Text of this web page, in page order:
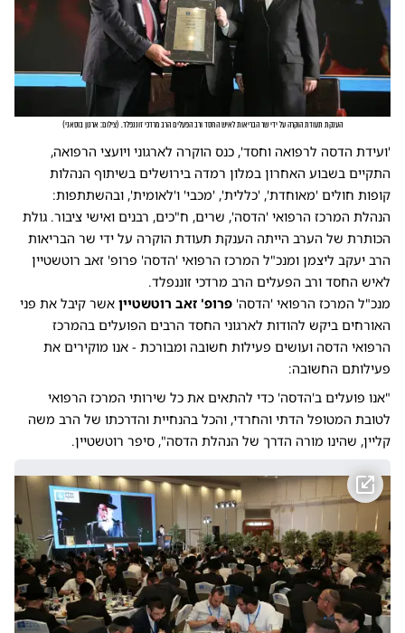
הענקת תעודת הוקרה על ידי שר הבריאות לאיש החסד ורב הפעלים הרב מרדכי זוננפלד. (צילום: ארנון בוסאני)
'ועידת הדסה לרפואה וחסד', כנס הוקרה לארגוני ויועצי הרפואה,
התקיים בשבוע האחרון במלון רמדה בירושלים בשיתוף הנהלות
קופות חולים 'מאוחדת', 'כללית', 'מכבי' ו'לאומית', ובהשתתפות:
הנהלת המרכז הרפואי 'הדסה', שרים, ח"כים, רבנים ואישי ציבור. גולת
הכותרת של הערב הייתה הענקת תעודת הוקרה על ידי שר הבריאות
הרב יעקב ליצמן ומנכ"ל המרכז הרפואי 'הדסה' פרופ' זאב רוטשטיין
לאיש החסד ורב הפעלים הרב מרדכי זוננפלד.
מנכ"ל המרכז הרפואי 'הדסה' פרופ' זאב רוטשטיין אשר קיבל את פני
האורחים ביקש להודות לארגוני החסד הרבים הפועלים בהמרכז
הרפואי הדסה ועושים פעילות חשובה ומבורכת - אנו מוקירים את
פעילותם החשובה:
"אנו פועלים ב'הדסה' כדי להתאים את כל שירותי המרכז הרפואי
לטובת המטופל הדתי והחרדי, והכל בהנחיית והדרכתו של הרב משה
קליין, שהינו מורה הדרך של הנהלת הדסה", סיפר רוטשטיין.